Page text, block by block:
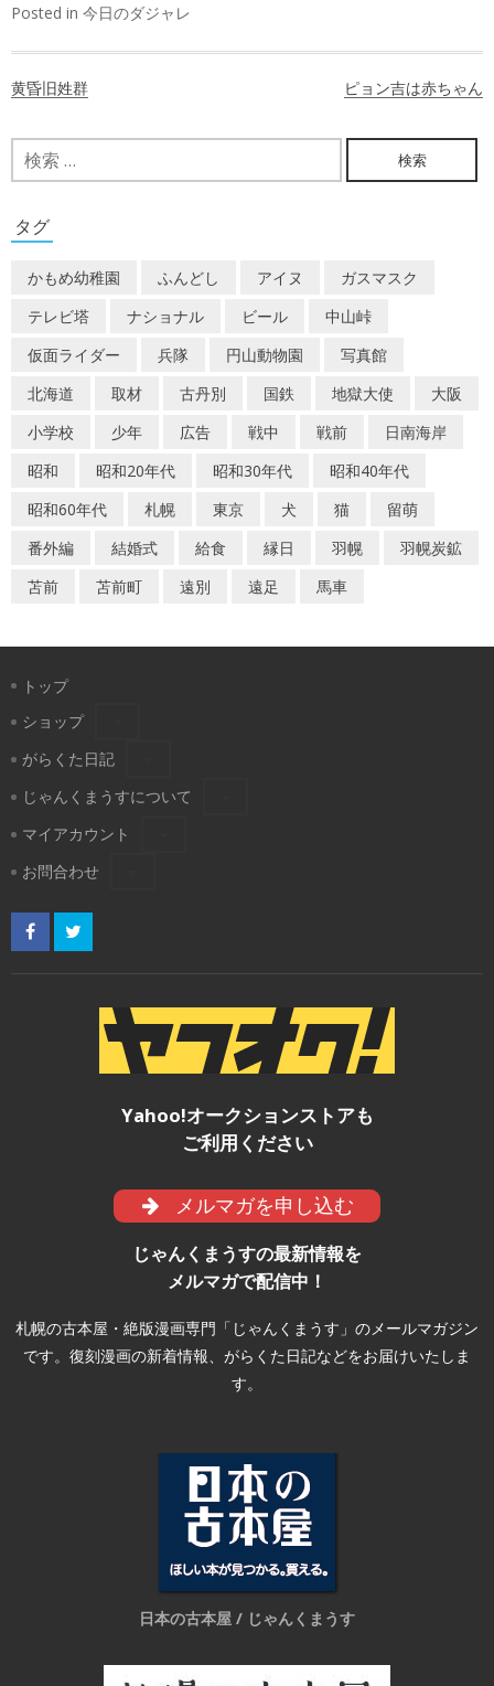
Posted in 今日のダジャレ
ナ
ビ
ゲ
ー
シ
ョ
ン
黄昏旧姓群 ピョン吉は赤ちゃん
検
索:
タグ
かもめ幼稚園 ふんどし アイヌ
ガスマスク
テレビ塔
ナショナル ビール
中山峠
仮面ライダー
兵隊 円山動物園
写真館
北海道
取材 古丹別 国鉄 地獄大使
大阪
小学校
少年 広告 戦中 戦前
日南海岸
昭和
昭和20年代 昭和30年代
昭和40年代
昭和60年代
札幌 東京 犬 猫
留萌
番外編
結婚式 給食 縁日 羽幌
羽幌炭鉱
苫前
苫前町 遠別 遠足 馬車
トップ
ショップ
がらくた日記
じゃんくまうすについて
マイアカウント
お問合わせ
Yahoo!オークションストアも
ご利用ください
メルマガを申し込む
じゃんくまうすの最新情報を
メルマガで配信中！
札幌の古本屋・絶版漫画専門「じゃんくまうす」のメールマガジン
です。復刻漫画の新着情報、がらくた日記などをお届けいたしま
す。
日本の古本屋 / じゃんくまうす